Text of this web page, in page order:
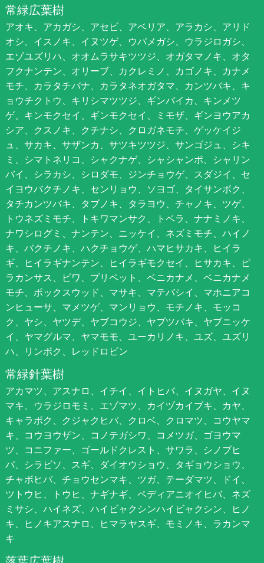
常緑広葉樹
アオキ、アカガシ、アセビ、アベリア、アラカシ、アリド
オシ、イスノキ、イヌツゲ、ウバメガシ、ウラジロガシ、
エゾユズリハ、オオムラサキツツジ、オガタマノキ、オタ
フクナンテン、オリーブ、カクレミノ、カゴノキ、カナメ
モチ、カラタチバナ、カラタネオガタマ、カンツバキ、キ
ョウチクトウ、キリシマツツジ、ギンバイカ、キンメツ
ゲ、キンモクセイ、ギンモクセイ、ミモザ、ギンヨウアカ
シア、クスノキ、クチナシ、クロガネモチ、ゲッケイジ
ュ、サカキ、サザンカ、サツキツツジ、サンゴジュ、シキ
ミ、シマトネリコ、シャクナゲ、シャシャンポ、シャリン
バイ、シラカシ、シロダモ、ジンチョウゲ、スダジイ、セ
イヨウバクチノキ、センリョウ、ソヨゴ、タイサンボク、
タチカンツバキ、タブノキ、タラヨウ、チャノキ、ツゲ、
トウネズミモチ、トキワマンサク、トベラ、ナナミノキ、
ナワシログミ、ナンテン、ニッケイ、ネズミモチ、ハイノ
キ、バクチノキ、ハクチョウゲ、ハマヒサカキ、ヒイラ
ギ、ヒイラギナンテン、ヒイラギモクセイ、ヒサカキ、ピ
ラカンサス、ビワ、プリペット、ベニカナメ、ベニカナメ
モチ、ボックスウッド、マサキ、マテバシイ、マホニアコ
ンヒューサ、マメツゲ、マンリョウ、モチノキ、モッコ
ク、ヤシ、ヤツデ、ヤブコウジ、ヤブツバキ、ヤブニッケ
イ、ヤマグルマ、ヤマモモ、ユーカリノキ、ユズ、ユズリ
ハ、リンボク、レッドロビン
常緑針葉樹
アカマツ、アスナロ、イチイ、イトヒバ、イヌガヤ、イヌ
マキ、ウラジロモミ、エゾマツ、カイヅカイブキ、カヤ、
キャラボク、クジャクヒバ、クロベ、クロマツ、コウヤマ
キ、コウヨウザン、コノテガシワ、コメツガ、ゴヨウマ
ツ、コニファー、ゴールドクレスト、サワラ、シノブヒ
バ、シラビソ、スギ、ダイオウショウ、タギョウショウ、
チャボヒバ、チョウセンマキ、ツガ、テーダマツ、ドイ、
ツトウヒ、トウヒ、ナギナギ、ペディアニオイヒバ、ネズ
ミサシ、ハイネズ、ハイビャクシンハイビャクシン、ヒノ
キ、ヒノキアスナロ、ヒマラヤスギ、モミノキ、ラカンマ
キ